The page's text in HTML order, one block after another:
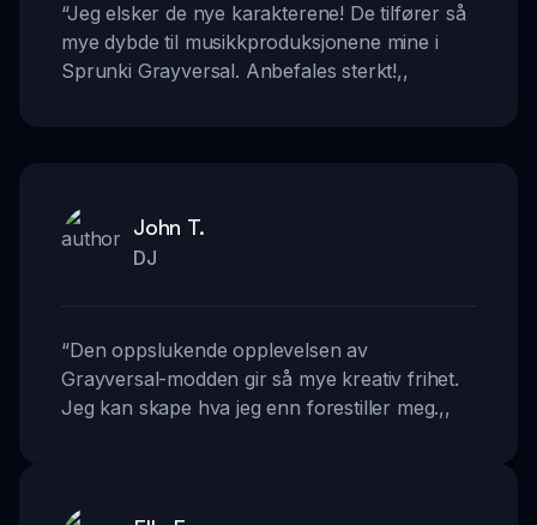
“Jeg elsker de nye karakterene! De tilfører så
mye dybde til musikkproduksjonene mine i
Sprunki Grayversal. Anbefales sterkt!,,
John T.
DJ
“Den oppslukende opplevelsen av
Grayversal-modden gir så mye kreativ frihet.
Jeg kan skape hva jeg enn forestiller meg.,,